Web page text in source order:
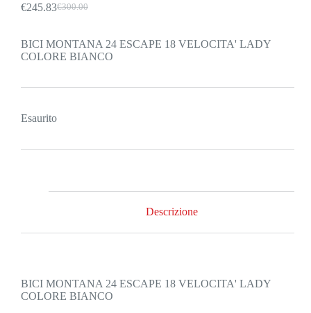
€300.00
Il
era:
€300.00.
€245.83Il
è:
€245.83.
BICI MONTANA 24 ESCAPE 18 VELOCITA' LADY
COLORE BIANCO
Esaurito
Descrizione
BICI MONTANA 24 ESCAPE 18 VELOCITA' LADY
COLORE BIANCO